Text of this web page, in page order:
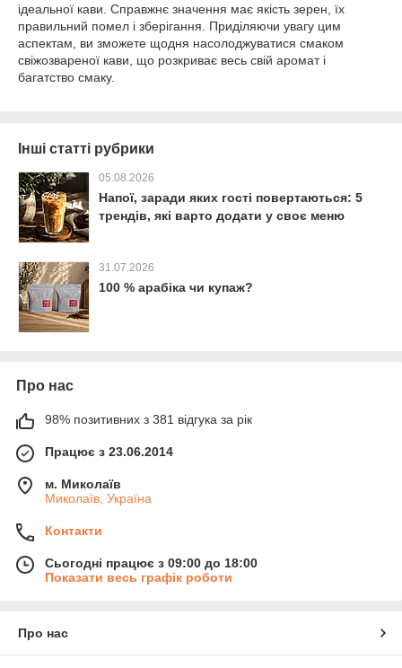
ідеальної кави. Справжнє значення має якість зерен, їх
правильний помел і зберігання. Приділяючи увагу цим
аспектам, ви зможете щодня насолоджуватися смаком
свіжозвареної кави, що розкриває весь свій аромат і
багатство смаку.
Інші статті рубрики
05.08.2026
Напої, заради яких гості повертаються: 5
трендів, які варто додати у своє меню
31.07.2026
100 % арабіка чи купаж?
Про нас
98% позитивних з 381 відгука за рік
Працює з 23.06.2014
м. Миколаїв
Миколаїв, Україна
Контакти
Сьогодні працює з 09:00 до 18:00
Показати весь графік роботи
Про нас